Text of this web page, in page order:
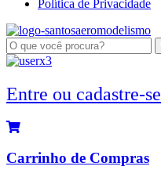
Política de Privacidade
Entre ou cadastre-se
Carrinho de Compras